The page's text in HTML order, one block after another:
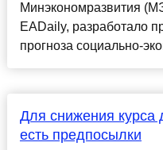
Минэкономразвития
EADaily, разработало
прогноза социально-
Для снижения курса
есть предпосылки